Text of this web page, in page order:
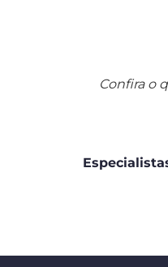
Confira o